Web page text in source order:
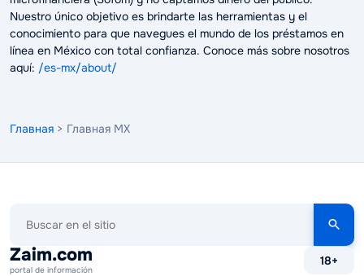
Nuestro único objetivo es brindarte las herramientas y el
conocimiento para que navegues el mundo de los préstamos en
línea en México con total confianza. Conoce más sobre nosotros
aquí: /es-mx/about/
Главная > Главная MX
el
sitio
Zaim.com
portal de información
18+